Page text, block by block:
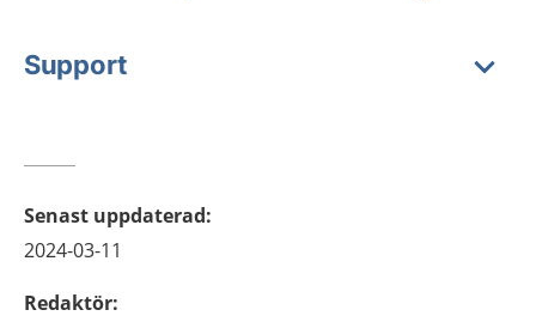
Support
Senast uppdaterad:
2024-03-11
Redaktör: